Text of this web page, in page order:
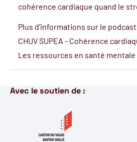
cohérence cardiaque quand le
Plus d'informations sur le podcast
CHUV SUPEA - Cohérence
Les ressources en santé mentale
Avec le soutien de :